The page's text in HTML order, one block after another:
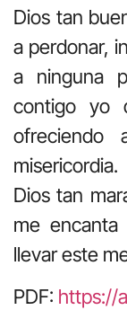
Dios tan
a perdonar,
a ninguna
contigo yo
ofreciendo
Dios tan
me
llevar este
PDF: https://